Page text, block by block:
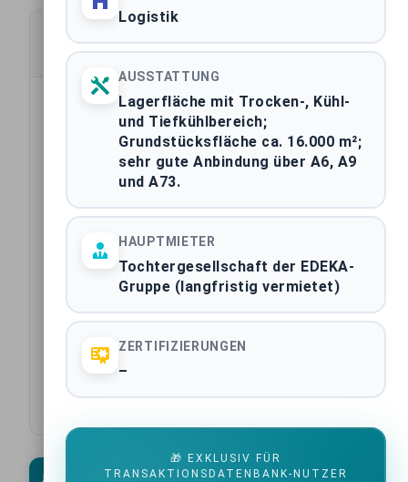
Transaktionen filtern
Transaktionsdatum
Assetklasse
Bundesland
Käufer
Verkäufer
Ausstattung
Baujahr
Logistik
AUSSTATTUNG
Lagerfläche mit Trocken-, Kühl-
und Tiefkühlbereich;
Grundstücksfläche ca. 16.000 m²;
sehr gute Anbindung über A6, A9
und A73.
HAUPTMIETER
Tochtergesellschaft der EDEKA-
Gruppe (langfristig vermietet)
ZERTIFIZIERUNGEN
–
🎁 EXKLUSIV FÜR
TRANSAKTIONSDATENBANK-NUTZER